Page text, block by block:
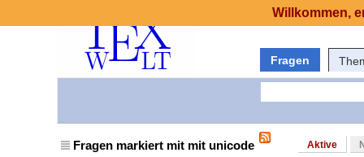
Fragen
Fragen markiert mit mit unicode Aktive
Willkommen,